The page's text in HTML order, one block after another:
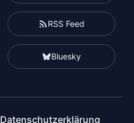
RSS Feed
Bluesky
Datenschutzerklärung